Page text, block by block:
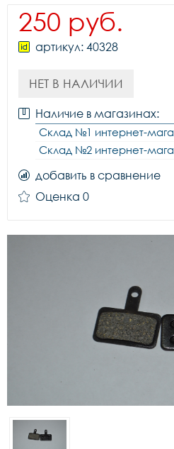
250 руб.
артикул: 40328
НЕТ В НАЛИЧИИ
Наличие в магазинах:
Склад №1 интернет-
Склад №2 интернет-
добавить в сравнение
Оценка 0